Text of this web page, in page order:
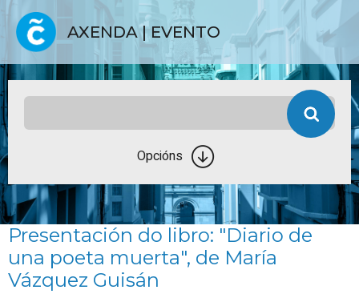
AXENDA | EVENTO
Opcións
Presentación do libro: "Diario de
una poeta muerta", de María
Vázquez Guisán